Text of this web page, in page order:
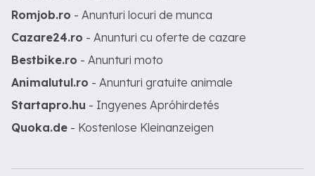
Romjob.ro - Anunturi locuri de munca
Cazare24.ro - Anunturi cu oferte de cazare
Bestbike.ro - Anunturi moto
Animalutul.ro - Anunturi gratuite animale
Startapro.hu - Ingyenes Apróhirdetés
Quoka.de - Kostenlose Kleinanzeigen